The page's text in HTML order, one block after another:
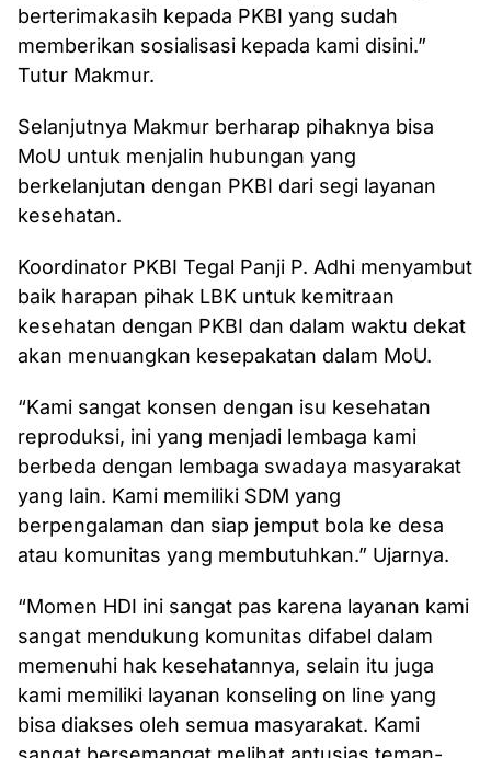
berterimakasih kepada PKBI yang sudah
memberikan sosialisasi kepada kami disini.”
Tutur Makmur.
Selanjutnya Makmur berharap pihaknya bisa
MoU untuk menjalin hubungan yang
berkelanjutan dengan PKBI dari segi layanan
kesehatan.
Koordinator PKBI Tegal Panji P. Adhi menyambut
baik harapan pihak LBK untuk kemitraan
kesehatan dengan PKBI dan dalam waktu dekat
akan menuangkan kesepakatan dalam MoU.
“Kami sangat konsen dengan isu kesehatan
reproduksi, ini yang menjadi lembaga kami
berbeda dengan lembaga swadaya masyarakat
yang lain. Kami memiliki SDM yang
berpengalaman dan siap jemput bola ke desa
atau komunitas yang membutuhkan.” Ujarnya.
“Momen HDI ini sangat pas karena layanan kami
sangat mendukung komunitas difabel dalam
memenuhi hak kesehatannya, selain itu juga
kami memiliki layanan konseling on line yang
bisa diakses oleh semua masyarakat. Kami